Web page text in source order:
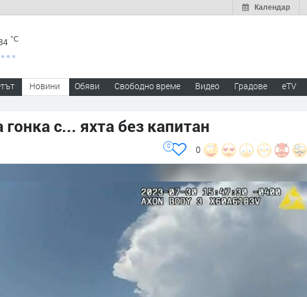
Календар
°C
Новини Обяви Свободно време Видео Градове eTV
с... яхта без капитан
0
0